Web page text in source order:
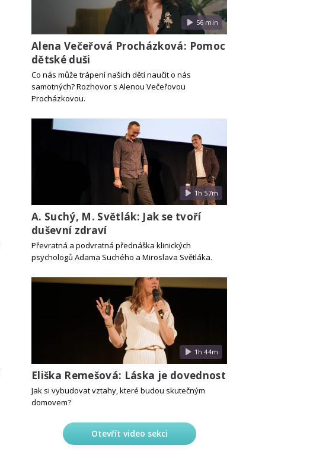
56 min
Alena Večeřová Procházková: Pomoc
dětské duši
Co nás může trápení našich dětí naučit o nás
samotných? Rozhovor s Alenou Večeřovou
Procházkovou.
1h 57m
A. Suchý, M. Světlák: Jak se tvoří
duševní zdraví
Převratná a podvratná přednáška klinických
psychologů Adama Suchého a Miroslava Světláka.
1h 44m
Eliška Remešová: Láska je dovednost
Jak si vybudovat vztahy, které budou skutečným
domovem?
Otevřít video sekci